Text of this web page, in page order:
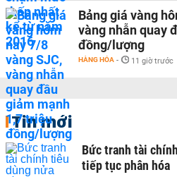
Bảng giá vàng
vàng nhẫn quay
đồng/lượng
HÀNG HÓA - 11 giờ trước
Tin mới
Bức tranh tài
tiếp tục phân hóa